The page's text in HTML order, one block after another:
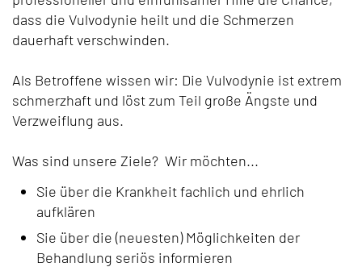
dass die Vulvodynie heilt und die Schmerzen
dauerhaft verschwinden.
Als Betroffene wissen wir: Die Vulvodynie ist extrem
schmerzhaft und löst zum Teil große Ängste und
Verzweiflung aus.
Was sind unsere Ziele? Wir möchten...
Sie über die Krankheit fachlich und ehrlich
aufklären
Sie über die (neuesten) Möglichkeiten der
Behandlung seriös informieren